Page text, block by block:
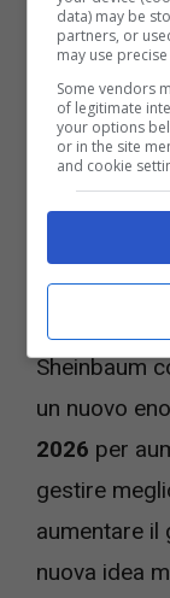
Videogiochi.com
Governo
Sheinbaum
un nuovo
2026 per
gestire
aumentare il
nuova idea
data) may be
partners, or
may use
Some vendors
of legitimate
your options
or in the site
and cookie